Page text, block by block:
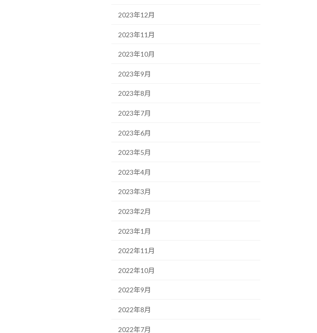
2023年12月
2023年11月
2023年10月
2023年9月
2023年8月
2023年7月
2023年6月
2023年5月
2023年4月
2023年3月
2023年2月
2023年1月
2022年11月
2022年10月
2022年9月
2022年8月
2022年7月